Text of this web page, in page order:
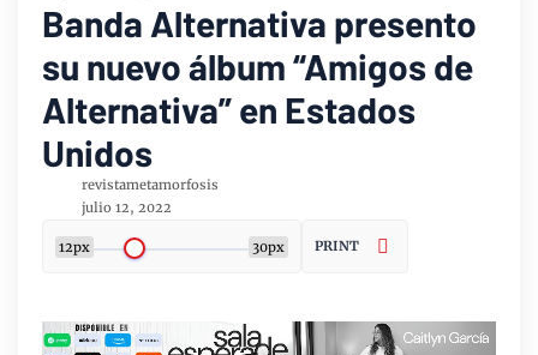
Banda Alternativa presento
su nuevo álbum “Amigos de
Alternativa” en Estados
Unidos
revistametamorfosis
julio 12, 2022
12px 30px PRINT